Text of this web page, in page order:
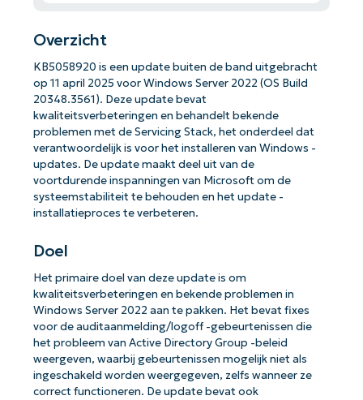
Overzicht
KB5058920 is een update buiten de band uitgebracht
op 11 april 2025 voor Windows Server 2022 (OS Build
20348.3561). Deze update bevat
kwaliteitsverbeteringen en behandelt bekende
problemen met de Servicing Stack, het onderdeel dat
verantwoordelijk is voor het installeren van Windows -
updates. De update maakt deel uit van de
voortdurende inspanningen van Microsoft om de
systeemstabiliteit te behouden en het update -
installatieproces te verbeteren.
Doel
Het primaire doel van deze update is om
kwaliteitsverbeteringen en bekende problemen in
Windows Server 2022 aan te pakken. Het bevat fixes
voor de auditaanmelding/logoff -gebeurtenissen die
het probleem van Active Directory Group -beleid
weergeven, waarbij gebeurtenissen mogelijk niet als
ingeschakeld worden weergegeven, zelfs wanneer ze
correct functioneren. De update bevat ook